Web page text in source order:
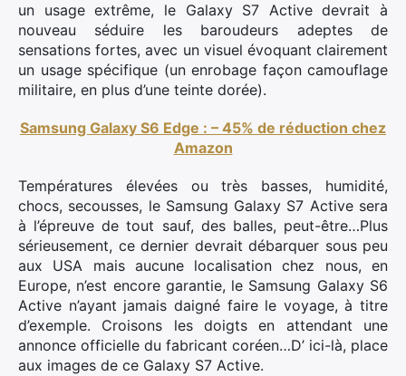
un usage extrême, le Galaxy S7 Active devrait à
nouveau séduire les baroudeurs adeptes de
sensations fortes, avec un visuel évoquant clairement
un usage spécifique (un enrobage façon camouflage
militaire, en plus d’une teinte dorée).
Samsung Galaxy S6 Edge : – 45% de réduction chez
Amazon
Températures élevées ou très basses, humidité,
chocs, secousses, le Samsung Galaxy S7 Active sera
à l’épreuve de tout sauf, des balles, peut-être…Plus
sérieusement, ce dernier devrait débarquer sous peu
aux USA mais aucune localisation chez nous, en
Europe, n’est encore garantie, le Samsung Galaxy S6
Active n’ayant jamais daigné faire le voyage, à titre
d’exemple. Croisons les doigts en attendant une
annonce officielle du fabricant coréen…D’ ici-là, place
aux images de ce Galaxy S7 Active.